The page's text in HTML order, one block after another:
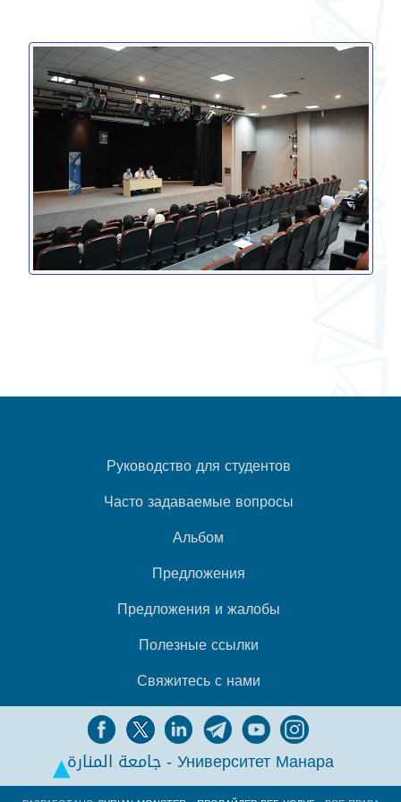
Руководство для студентов
Часто задаваемые вопросы
Альбом
Предложения
Предложения и жалобы
Полезные ссылки
Свяжитесь с нами
جامعة المنارة - Университет Манара